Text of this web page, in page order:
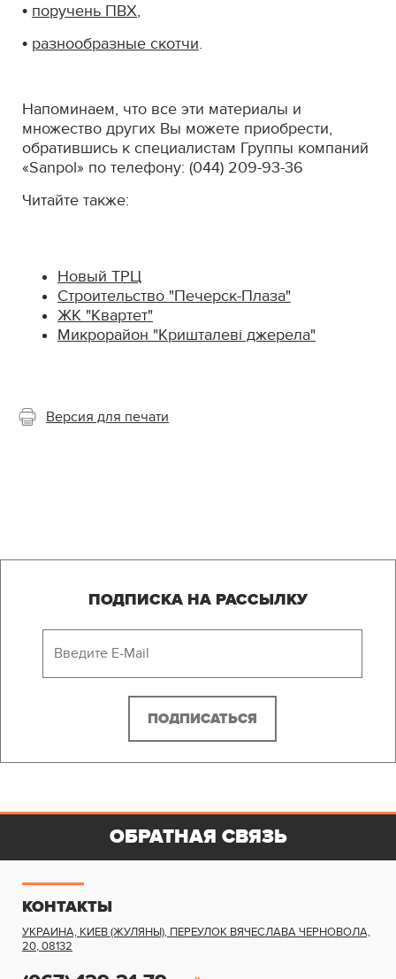
• поручень ПВХ,
• разнообразные скотчи.
Напоминаем, что все эти материалы и
множество других Вы можете приобрести,
обратившись к специалистам Группы компаний
«Sanpol» по телефону: (044) 209-93-36
Читайте также:
Новый ТРЦ
Строительство "Печерск-Плаза"
ЖК "Квартет"
Микрорайон "Кришталеві джерела"
Версия для печати
ПОДПИСКА НА РАССЫЛКУ
КОНТАКТЫ
УКРАИНА, КИЕВ (ЖУЛЯНЫ), ПЕРЕУЛОК ВЯЧЕСЛАВА ЧЕРНОВОЛА,
20,08132
ОБРАТНАЯ СВЯЗЬ